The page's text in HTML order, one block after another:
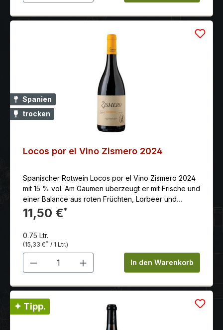
Spanien
trocken
Locos por el Vino Zismero 2024
Spanischer Rotwein Locos por el Vino Zismero 2024
mit 15 % vol. Am Gaumen überzeugt er mit Frische und
einer Balance aus roten Früchten, Lorbeer und
dezenten Röstaromen. Der Nachgeschmack ist
langanhaltend und einladend.
11,50 €*
0.75 Ltr.
(15,33 €* / 1 Ltr.)
Produkt Anzahl: Gib denIn den Warenkorb
✦ Tipp.